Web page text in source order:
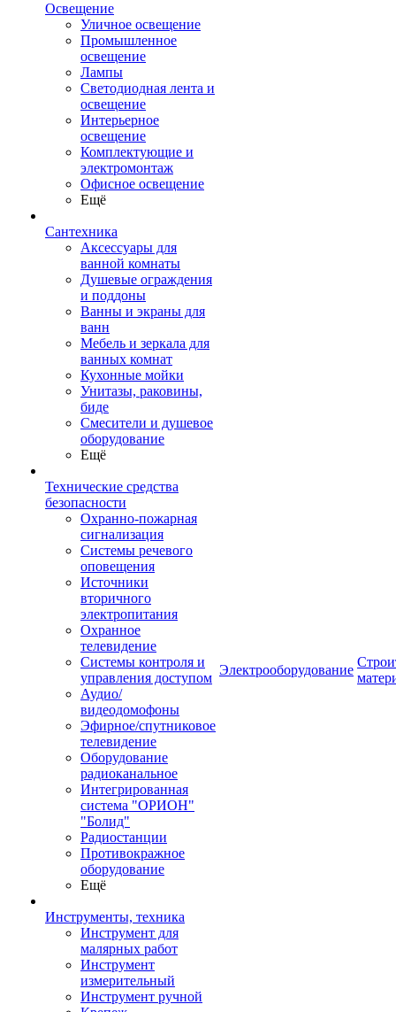
Освещение
Уличное освещение
Промышленное
освещение
Лампы
Светодиодная лента и
освещение
Интерьерное
освещение
Комплектующие и
электромонтаж
Офисное освещение
Ещё
Сантехника
Аксессуары для
ванной комнаты
Душевые ограждения
и поддоны
Ванны и экраны для
ванн
Мебель и зеркала для
ванных комнат
Кухонные мойки
Унитазы, раковины,
биде
Смесители и душевое
оборудование
Ещё
Технические средства
безопасности
Охранно-пожарная
сигнализация
Системы речевого
оповещения
Источники
вторичного
электропитания
Охранное
телевидение
Системы контроля и
управления доступом
Аудио/
видеодомофоны
Эфирное/спутниковое
телевидение
Оборудование
радиоканальное
Интегрированная
система "ОРИОН"
"Болид"
Радиостанции
Противокражное
оборудование
Ещё
Инструменты, техника
Инструмент для
малярных работ
Инструмент
измерительный
Инструмент ручной
Электрооборудование